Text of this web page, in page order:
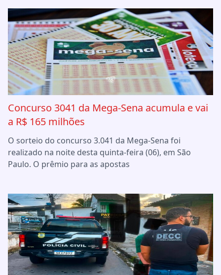
Concurso 3041 da Mega-Sena acumula e vai
a R$ 165 milhões
O sorteio do concurso 3.041 da Mega-Sena foi
realizado na noite desta quinta-feira (06), em São
Paulo. O prêmio para as apostas